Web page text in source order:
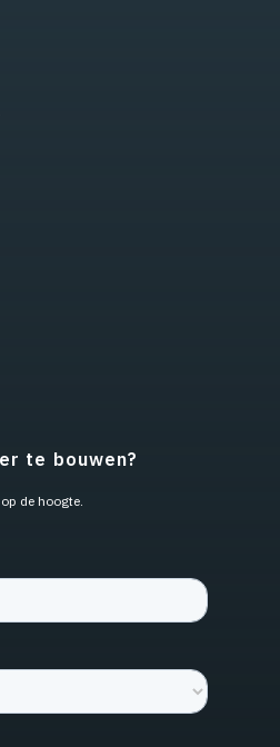
te bouwen?
de hoogte.